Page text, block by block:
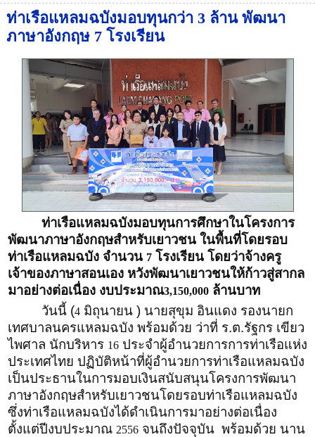
ท่าเรือแหลมฉบังมอบทุนกว่า 3 ล้าน พัฒนา
ภาษาอังกฤษ 7 โรงเรียน
ท่าเรือแหลมฉบังมอบทุนการศึกษาในโครงการ
พัฒนาภาษาอังกฤษสำหรับเยาวชน ในพื้นที่โดยรอบ
ท่าเรือแหลมฉบัง จำนวน 7 โรงเรียน โดยว่าจ้างครู
เจ้าของภาษาสอนเอง หวังพัฒนาเยาวชนให้ก้าวสู่สากล
มาอย่างต่อเนื่อง งบประมาณ3,150,000 ล้านบาท
วันนี้ (4 มิถุนายน ) นายสุขุม อินแดง รองนายก
เทศบาลนครแหลมฉบัง พร้อมด้วย ว่าที่ ร.ต.รัฐกร เขียว
ไพศาล นักบริหาร 16 ประจำผู้อำนวยการการท่าเรือแห่ง
ประเทศไทย ปฏิบัติหน้าที่ผู้อำนวยการท่าเรือแหลมฉบัง
เป็นประธานในการมอบเงินสนับสนุนโครงการพัฒนา
ภาษาอังกฤษสำหรับเยาวชนโดยรอบท่าเรือแหลมฉบัง
ซึ่งท่าเรือแหลมฉบังได้ดำเนินการมาอย่างต่อเนื่อง
ตั้งแต่ปีงบประมาณ 2556 จนถึงปัจจุบัน พร้อมด้วย นาน